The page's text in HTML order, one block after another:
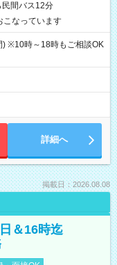
民間バス12分
こなっています
※10時～18時もご相談OK
詳細へ
掲載日：2026.08.08
＆16時迄